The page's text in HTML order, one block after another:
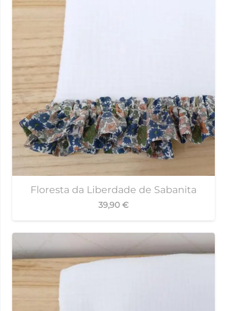
Floresta da Liberdade de Sabanita
39,90 €